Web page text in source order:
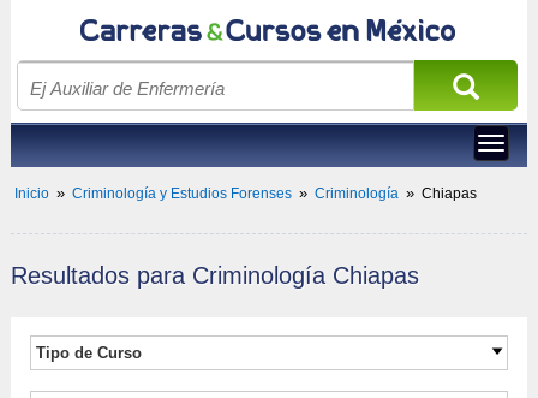
Toggle
Inicio » Criminología y Estudios Forenses » Criminología » Chiapas
Resultados para Criminología Chiapas
Tipo de Curso
Carreras universitarias